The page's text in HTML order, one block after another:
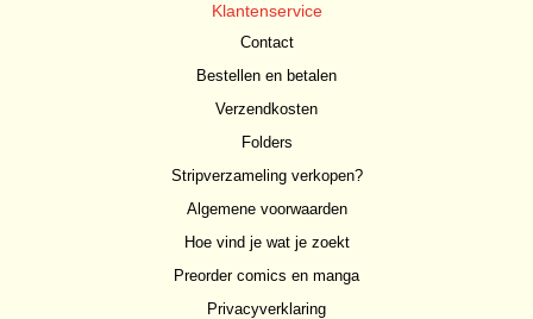
Klantenservice
Contact
Bestellen en betalen
Verzendkosten
Folders
Stripverzameling verkopen?
Algemene voorwaarden
Hoe vind je wat je zoekt
Preorder comics en manga
Privacyverklaring